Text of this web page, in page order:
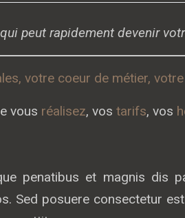
peut rapidement devenir
votre coeur de métier,
vous réalisez, vos tarifs, vos
penatibus et magnis dis
Sed posuere consectetur